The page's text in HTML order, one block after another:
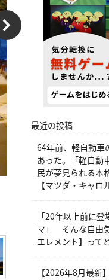
最近の投稿
64年前、軽自動車
あった。「軽自動
民が夢見られる本
【マツダ・キャロ
「20年以上前に
マ」 そんな自由
エレメント】って
【2026年8月最新